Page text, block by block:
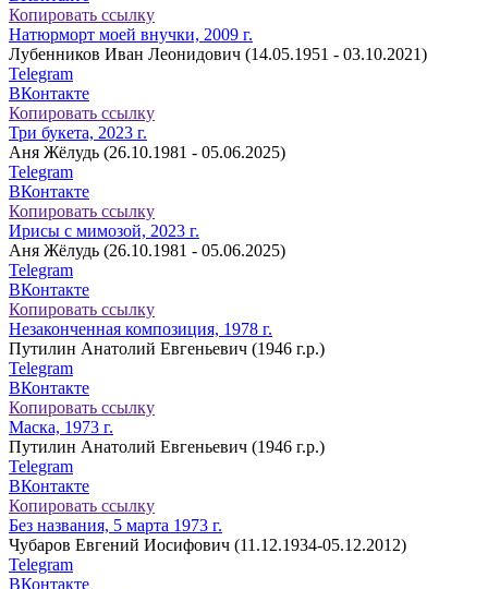
Копировать ссылку
Натюрморт моей внучки, 2009 г.
Лубенников Иван Леонидович (14.05.1951 - 03.10.2021)
Telegram
ВКонтакте
Копировать ссылку
Три букета, 2023 г.
Аня Жёлудь (26.10.1981 - 05.06.2025)
Telegram
ВКонтакте
Копировать ссылку
Ирисы с мимозой, 2023 г.
Аня Жёлудь (26.10.1981 - 05.06.2025)
Telegram
ВКонтакте
Копировать ссылку
Незаконченная композиция, 1978 г.
Путилин Анатолий Евгеньевич (1946 г.р.)
Telegram
ВКонтакте
Копировать ссылку
Маска, 1973 г.
Путилин Анатолий Евгеньевич (1946 г.р.)
Telegram
ВКонтакте
Копировать ссылку
Без названия, 5 марта 1973 г.
Чубаров Евгений Иосифович (11.12.1934-05.12.2012)
Telegram
ВКонтакте